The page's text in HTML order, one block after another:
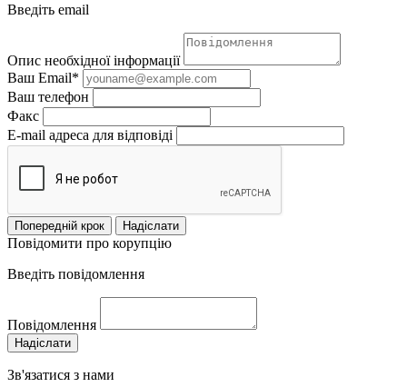
Введіть email
Опис необхідної інформації
Ваш Email*
Ваш телефон
Факс
E-mail адреса для відповіді
Попередній крок Надіслати
Повідомити про корупцію
Введіть повідомлення
Повідомлення
Надіслати
Зв'язатися з нами